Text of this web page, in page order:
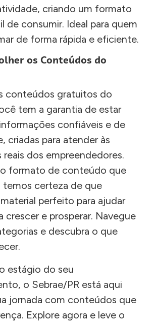
criando um formato
de consumir. Ideal para quem
de forma rápida e eficiente.
os Conteúdos do
conteúdos gratuitos do
tem a garantia de estar
confiáveis e de
criadas para atender às
reais dos empreendedores.
formato de conteúdo que
temos certeza de que
perfeito para ajudar
crescer e prosperar. Navegue
e descubra o que
estágio do seu
o Sebrae/PR está aqui
jornada com conteúdos que
Explore agora e leve o